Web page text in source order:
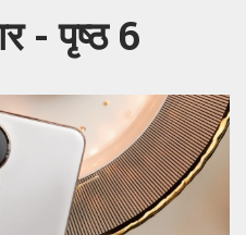
- पृष्ठ 6